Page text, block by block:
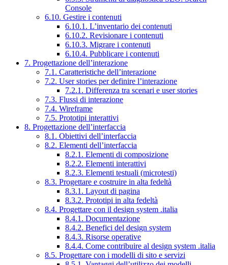
Console
6.10. Gestire i contenuti
6.10.1. L’inventario dei contenuti
6.10.2. Revisionare i contenuti
6.10.3. Migrare i contenuti
6.10.4. Pubblicare i contenuti
7. Progettazione dell’interazione
7.1. Caratteristiche dell’interazione
7.2. User stories per definire l’interazione
7.2.1. Differenza tra scenari e user stories
7.3. Flussi di interazione
7.4. Wireframe
7.5. Prototipi interattivi
8. Progettazione dell’interfaccia
8.1. Obiettivi dell’interfaccia
8.2. Elementi dell’interfaccia
8.2.1. Elementi di composizione
8.2.2. Elementi interattivi
8.2.3. Elementi testuali (microtesti)
8.3. Progettare e costruire in alta fedeltà
8.3.1. Layout di pagina
8.3.2. Prototipi in alta fedeltà
8.4. Progettare con il design system .italia
8.4.1. Documentazione
8.4.2. Benefici del design system
8.4.3. Risorse operative
8.4.4. Come contribuire al design system .italia
8.5. Progettare con i modelli di sito e servizi